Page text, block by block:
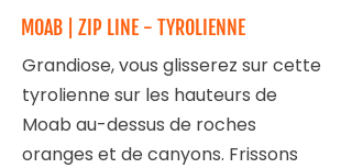
MOAB | ZIP LINE - TYROLIENNE
Grandiose, vous glisserez sur cette
tyrolienne sur les hauteurs de
Moab au-dessus de roches
oranges et de canyons. Frissons